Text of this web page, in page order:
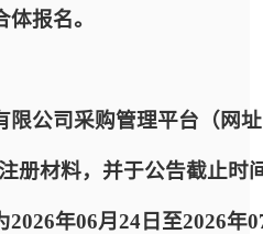
报名。
限公司采购管理平台（网
册材料，并于公告截止时
年06月24日至2026